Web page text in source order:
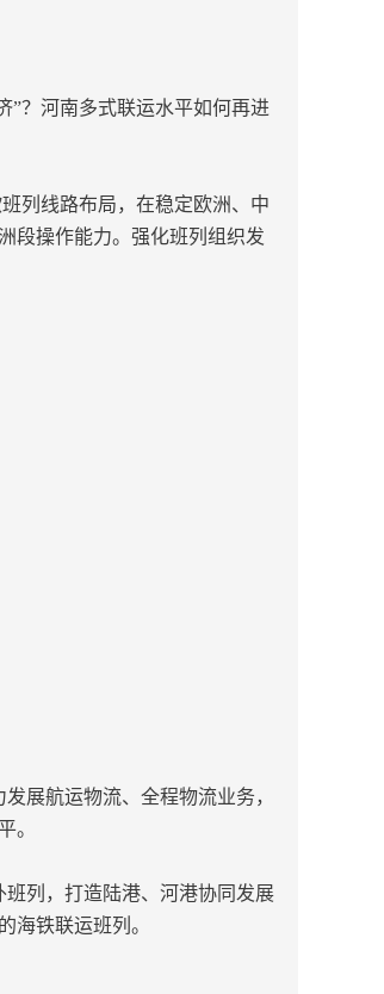
”？河南多式联运水平如何再进
列线路布局，在稳定欧洲、中
段操作能力。强化班列组织发
展航运物流、全程物流业务，
。
列，打造陆港、河港协同发展
海铁联运班列。